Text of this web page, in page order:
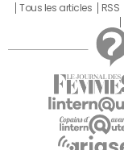
Tous les articles
RSS